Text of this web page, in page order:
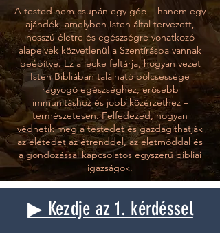
A tested nem csupán egy gép – hanem egy
ajándék, amelyben Isten által tervezett,
hosszú életre és egészségre vonatkozó
alapelvek közvetlenül a Szentírásba vannak
beépítve. Ez a lecke feltárja, hogyan vezet
Isten Bibliában található bölcsessége
ragyogó egészséghez, erősebb
immunitáshoz és jobb közérzethez –
természetesen. Felfedezed, hogyan
védhetik meg a testedet és gazdagíthatják
az életedet az étrenddel, az életmóddal és
a gondozással kapcsolatos egyszerű bibliai
igazságok.
▶ Kezdje az 1. kérdéssel